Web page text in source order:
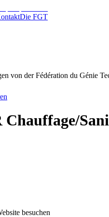
Die FGT
von der Fédération du Génie
besuchen